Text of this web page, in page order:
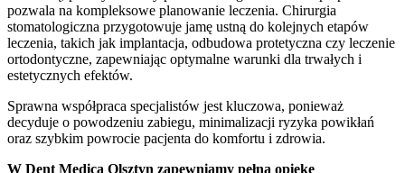
pozwala na kompleksowe planowanie leczenia. Chirurgia
stomatologiczna przygotowuje jamę ustną do kolejnych etapów
leczenia, takich jak implantacja, odbudowa protetyczna czy leczenie
ortodontyczne, zapewniając optymalne warunki dla trwałych i
estetycznych efektów.
Sprawna współpraca specjalistów jest kluczowa, ponieważ
decyduje o powodzeniu zabiegu, minimalizacji ryzyka powikłań
oraz szybkim powrocie pacjenta do komfortu i zdrowia.
W Dent Medica Olsztyn zapewniamy pełną opiekę